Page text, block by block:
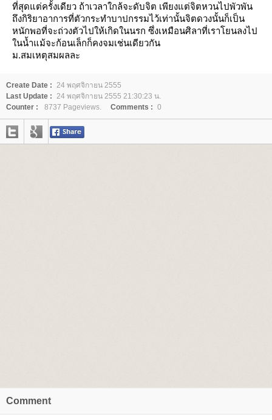
ที่สุดแต่ครั้งเดียว ถ้าเวลาใกล้จะดับจิต เพียงแต่จิตหวนไปพัวพัน
ถึงกิริยาอาการที่ตัวกระทำบาปกรรมไว้เท่านั้นจิตดวงนั้นก็เป็น
หนักพอที่จะถ่วงตัวไปให้เกิดในนรก ซึ่งเหมือนศิลาที่เราโยนลงไป
นน้ำแม้จะก้อนเล็กก็คงจมเช่นเดียวกัน
ม.สมเหตุสมผลละ
Create Date : 24 พฤศจิกายน 2555
Last Update : 24 พฤศจิกายน 2555 21:30:23 น.
Counter :
8737 Pageviews. Comments : 0
Comment